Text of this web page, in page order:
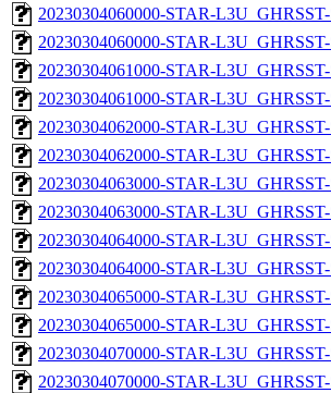
20230304060000-STAR-
20230304060000-STAR-
20230304061000-STAR-
20230304061000-STAR-
20230304062000-STAR-
20230304062000-STAR-
20230304063000-STAR-
20230304063000-STAR-
20230304064000-STAR-
20230304064000-STAR-
20230304065000-STAR-
20230304065000-STAR-
20230304070000-STAR-
20230304070000-STAR-